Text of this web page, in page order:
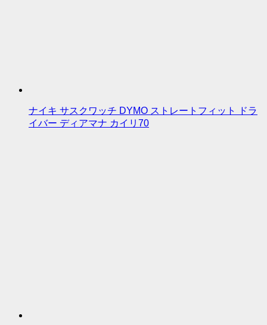
ナイキ サスクワッチ DYMO ストレートフィット ドラ
イバー ディアマナ カイリ70